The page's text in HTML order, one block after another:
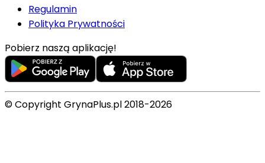
Regulamin
Polityka Prywatności
Pobierz naszą aplikację!
© Copyright GrynaPlus.pl 2018-2026